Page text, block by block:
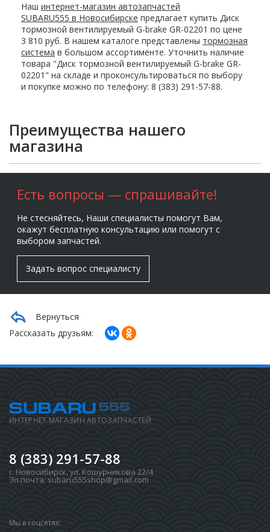
Наш интернет-магазин автозапчастей
SUBARU555 в Новосибирске предлагает купить Диск
тормозной вентилируемый G-brake GR-02201 по цене
3 810 руб. В нашем каталоге представлены тормозная
система в большом ассортименте. Уточнить наличие
товара "Диск тормозной вентилируемый G-brake GR-
02201" на складе и проконсультироваться по выбору
и покупке можно по телефону: 8 (383) 291-57-88.
Преимущества нашего
магазина
Есть вопросы — спрашивайте!
Не стесняйтесь, Наши специалисты помогут Вам,
окажут бесплатную консультацию или помогут с
выбором запчастей.
Задать вопрос специалисту
Вернуться
Рассказать друзьям:
ИНТЕРНЕТ МАГАЗИН АВТОЗАПЧАСТЕЙ
8 (383) 291-57-88
г. Новосибирск,ул. Кошурникова 22/4
Эл.почта: subaru555shop@gmail.com
Мы в соцсетях: